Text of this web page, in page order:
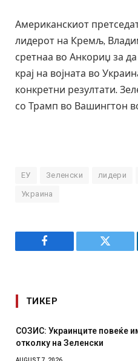
Американскиот
лидерот на Кремљ,
сретнаа во Анкориџ за
крај на војната во
конкретни резултати.
со Трамп во Вашингтон
ЕУ Зеленски лидери
Украина
Facebook Twitter
ТИКЕР
на генералите